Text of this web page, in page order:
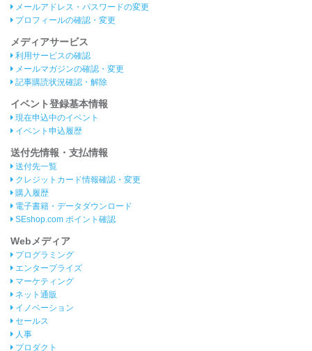
メールアドレス・パスワードの変更
プロフィールの確認・変更
メディアサービス
利用サービスの確認
メールマガジンの確認・変更
記事購読状況確認・解除
イベント登録基本情報
現在申込中のイベント
イベント申込履歴
送付先情報・支払情報
送付先一覧
クレジットカード情報確認・変更
購入履歴
電子書籍・データダウンロード
SEshop.com ポイント確認
Webメディア
プログラミング
エンタープライズ
マーケティング
ネット通販
イノベーション
セールス
人事
プロダクト